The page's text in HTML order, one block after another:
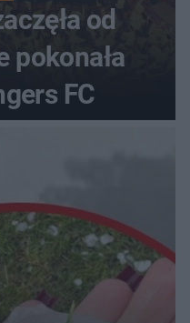
od
pokonała
FC